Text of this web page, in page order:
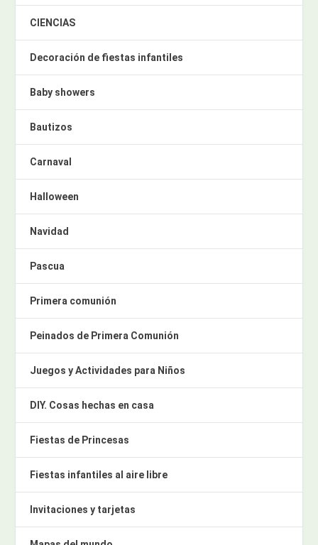
CIENCIAS
Decoración de fiestas infantiles
Baby showers
Bautizos
Carnaval
Halloween
Navidad
Pascua
Primera comunión
Peinados de Primera Comunión
Juegos y Actividades para Niños
DIY. Cosas hechas en casa
Fiestas de Princesas
Fiestas infantiles al aire libre
Invitaciones y tarjetas